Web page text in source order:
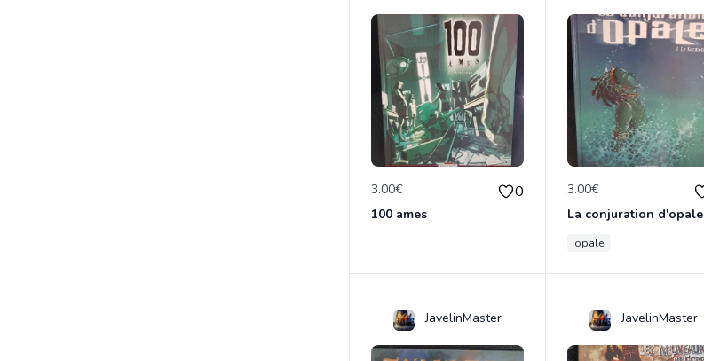
3.00€ 0
100 ames
3.00€
La conjuration d'opale
opale
JavelinMaster JavelinMaster